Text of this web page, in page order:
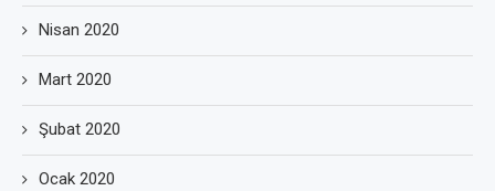
Nisan 2020
Mart 2020
Şubat 2020
Ocak 2020